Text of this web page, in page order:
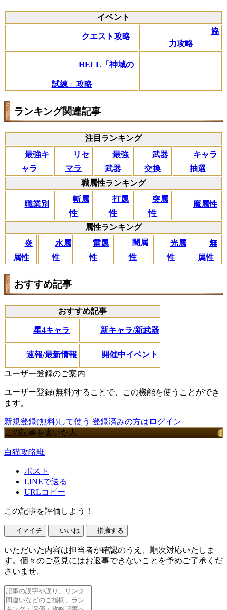
イベント
クエスト攻略
協
力攻略
HELL「神域の
試練」攻略
ランキング関連記事
注目ランキング
最強キ
ャラ
リセ
マラ
最強
武器
武器
交換
キャラ
抽選
職属性ランキング
職業別
斬属
性
打属
性
突属
性
魔属性
属性ランキング
炎
属性
水属
性
雷属
性
闇属
性
光属
性
無
属性
おすすめ記事
おすすめ記事
星4キャラ 新キャラ/新武器
速報/最新情報 開催中イベント
ユーザー登録のご案内
ユーザー登録(無料)することで、この機能を使うことができ
ます。
新規登録(無料)して使う 登録済みの方はログイン
この記事を書いた人
白猫攻略班
ポスト
LINEで送る
URLコピー
この記事を評価しよう！
イマイチ いいね 指摘する
いただいた内容は担当者が確認のうえ、順次対応いたしま
す。個々のご意見にはお返事できないことを予めご了承くだ
さいませ。